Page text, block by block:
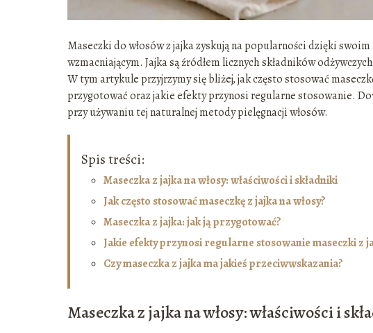
Maseczki do włosów z jajka zyskują na popularności dzięki
wzmacniającym. Jajka są źródłem licznych składników
W tym artykule przyjrzymy się bliżej, jak często stosować
przygotować oraz jakie efekty przynosi regularne stosowanie.
przy używaniu tej naturalnej metody pielęgnacji włosów.
Spis treści:
Maseczka z jajka na włosy: właściwości i składniki
Jak często stosować maseczkę z jajka na włosy?
Maseczka z jajka: jak ją przygotować?
Jakie efekty przynosi regularne stosowanie maseczki z
Czy maseczka z jajka ma jakieś przeciwwskazania?
Maseczka z jajka na włosy: właściwości i